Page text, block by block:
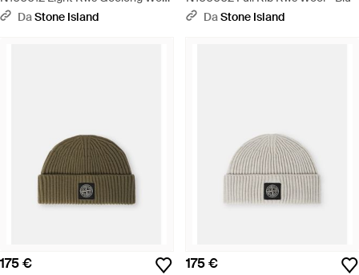
- Neutro
DaStone Island
DaStone Island
175 € 175 €